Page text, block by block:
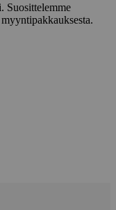
Suosittelemme